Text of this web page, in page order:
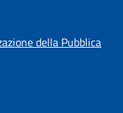
della Pubblica